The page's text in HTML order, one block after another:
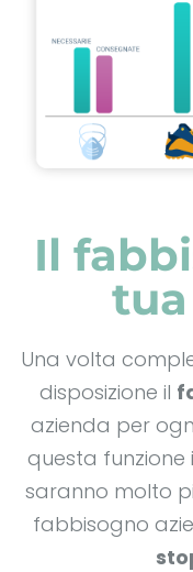
Il
Una volta
disposizione il
azienda per
questa funzione
saranno molto
fabbisogno